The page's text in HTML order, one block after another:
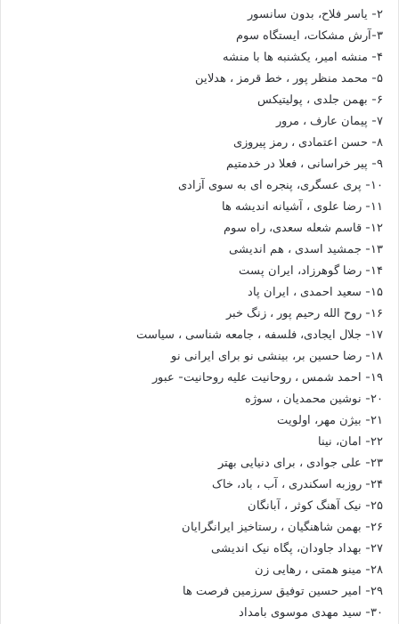
۲- یاسر فلاح، بدون سانسور
۳-آرش مشکات، ایستگاه سوم
۴- منشه امیر، یکشنبه ها با منشه
۵- محمد منظر پور ، خط قرمز ، هدلاین
۶- بهمن جلدی ، پولیتیکس
۷- پیمان عارف ، مرور
۸- حسن اعتمادی ، رمز پیروزی
۹- پیر خراسانی ، فعلا در خدمتیم
۱۰- پری عسگری، پنجره ای به سوی آزادی
۱۱- رضا علوی ، آشیانه اندیشه ها
۱۲- قاسم شعله سعدی، راه سوم
۱۳- جمشید اسدی ، هم اندیشی
۱۴- رضا گوهرزاد، ایران پست
۱۵- سعید احمدی ، ایران پاد
۱۶- روح الله رحیم پور ، زنگ خبر
۱۷- جلال ایجادی، فلسفه ، جامعه شناسی ، سیاست
۱۸- رضا حسین بر، بینشی نو برای ایرانی نو
۱۹- احمد شمس ، روحانیت علیه روحانیت- عبور
۲۰- نوشین محمدیان ، سوژه
۲۱- بیژن مهر، اولویت
۲۲- امان، نینا
۲۳- علی جوادی ، برای دنیایی بهتر
۲۴- روزبه اسکندری ، آب ، باد، خاک
۲۵- نیک آهنگ کوثر ، آبانگان
۲۶- بهمن شاهنگیان ، رستاخیز ایرانگرایان
۲۷- بهداد جاودان، پگاه نیک اندیشی
۲۸- مینو همتی ، رهایی زن
۲۹- امیر حسین توفیق سرزمین فرصت ها
۳۰- سید مهدی موسوی بامداد